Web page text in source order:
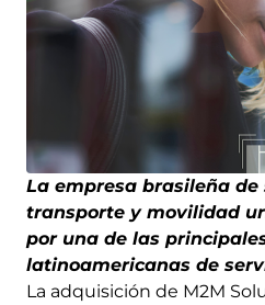
La empresa brasileña de
transporte y movilidad
por una de las
latinoamericanas de
La adquisición de M2M